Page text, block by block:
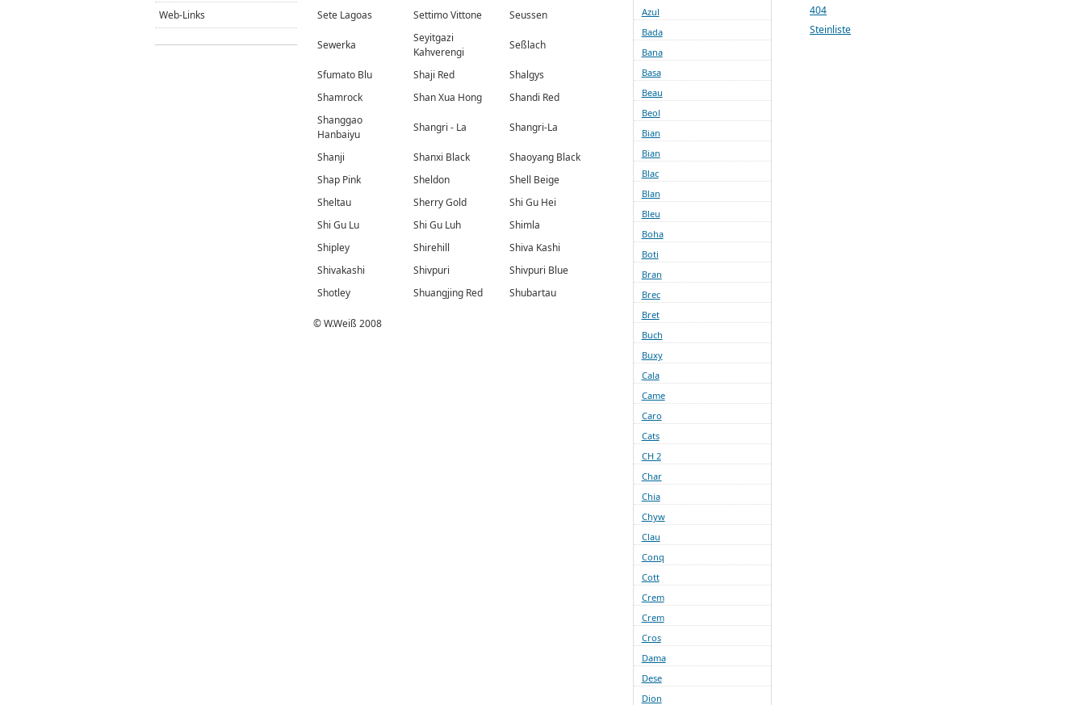
Azul
Bada
Bana
Basa
Beau
Beol
Bian
Bian
Blac
Blan
Bleu
Boha
Boti
Bran
Brec
Bret
Buch
Buxy
Cala
Came
Caro
Cats
CH 2
Char
Chia
Chyw
Clau
Conq
Cott
Crem
Crem
Cros
Dama
Dese
Dion
Sete Lagoas
Settimo Vittone Seussen
Sewerka
Seyitgazi
Kahverengi
Seßlach
Sfumato Blu Shaji Red
Shalgys
Shamrock
Shan Xua Hong
Shandi Red
Shanggao
Hanbaiyu
Shangri - La Shangri-La
Shanji Shanxi Black
Shaoyang Black
Shap Pink
Sheldon
Shell Beige
Sheltau
Sherry Gold
Shi Gu Hei
Shi Gu Lu
Shi Gu Luh
Shimla
Shipley
Shirehill
Shiva Kashi
Shivakashi
Shivpuri
Shivpuri Blue
Shotley
Shuangjing Red Shubartau
© W.Weiß 2008
Web-Links
404
Steinliste